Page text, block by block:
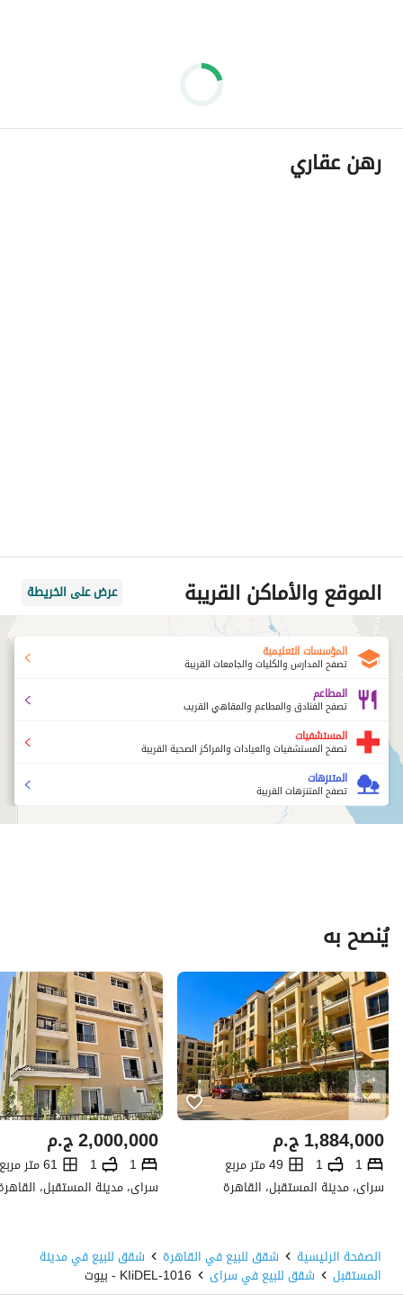
رهن عقاري
الموقع والأماكن القريبة عرض على الخريطة
المؤسسات التعليمية
تصفح المدارس والكليات والجامعات القريبة
المطاعم
تصفح الفنادق والمطاعم والمقاهي القريب
المستشفيات
تصفح المستشفيات والعيادات والمراكز الصحية القريبة
المتنزهات
تصفح المتنزهات القريبة
يُنصح به
ج.م1,884,000
1
1
49 متر مربع
سراى، مدينة المستقبل، القاهرة
ج.م2,000,000
1
1
61 متر مربع
سراى، مدينة المستقبل،
الصفحة الرئيسية شقق للبيع في القاهرة شقق للبيع في مدينة
المستقبل شقق للبيع في سراى 1016-KIiDEL - بيوت